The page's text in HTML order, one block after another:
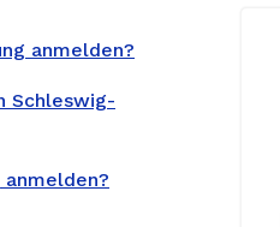
anmelden?
Schleswig-